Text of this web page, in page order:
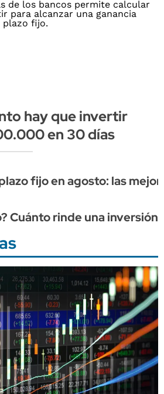
hay que invertir
en 30 días
fijo en agosto: las
Cuánto rinde una